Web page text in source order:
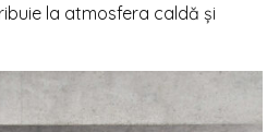
la atmosfera caldă și